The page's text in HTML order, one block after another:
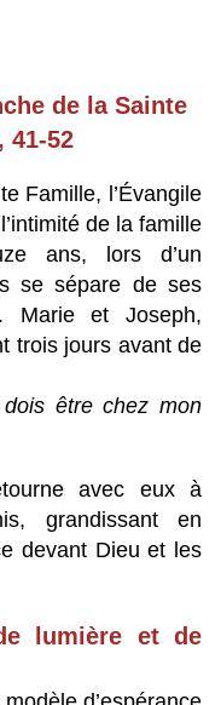
de la Sainte
41-52
Famille, l’Évangile
de la famille
ans, lors d’un
se sépare de ses
Marie et Joseph,
trois jours avant de
être chez mon
avec eux à
grandissant en
devant Dieu et les
lumière et de